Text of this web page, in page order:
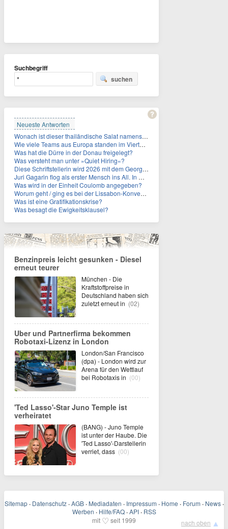
Suchbegriff
suchen
Neueste Antworten
Wonach ist dieser thailändische Salat namens Nam Tok benannt?
Wie viele Teams aus Europa standen im Viertelfinale der Fußball-WM 2026 in Mexiko, den USA und Kanada?
Was hat die Dürre in der Donau freigelegt?
Was versteht man unter »Quiet Hiring«?
Diese Schriftstellerin wird 2026 mit dem Georg-Büchner-Preis ausgezeichnet. Wie heißt sie?
Juri Gagarin flog als erster Mensch ins All. In welchem Jahr?
Was wird in der Einheit Coulomb angegeben?
Worum geht / ging es bei der Lissabon-Konvention?
Was ist eine Gratifikationskrise?
Was besagt die Ewigkeitsklausel?
Benzinpreis leicht gesunken - Diesel
erneut teurer
München - Die
Kraftstoffpreise in
Deutschland haben sich
zuletzt erneut in (02)
Uber und Partnerfirma bekommen
Robotaxi-Lizenz in London
London/San Francisco
(dpa) - London wird zur
Arena für den Wettlauf
bei Robotaxis in (00)
'Ted Lasso'-Star Juno Temple ist
verheiratet
(BANG) - Juno Temple
ist unter der Haube. Die
'Ted Lasso'-Darstellerin
verriet, dass (00)
Sitemap · Datenschutz · AGB · Mediadaten · Impressum · Home · Forum · News ·
Werben · Hilfe/FAQ · API · RSS
mit ♡ seit 1999 nach oben ▲